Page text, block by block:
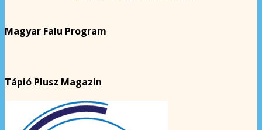
Magyar Falu Program
Tápió Plusz Magazin